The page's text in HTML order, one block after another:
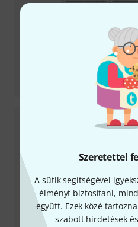
Szeretettel
A sütik segítségével
élményt biztosítani,
együtt. Ezek közé
szabott hirdetések
Easy Listening Amp Simulator
Tesztbeszámoló